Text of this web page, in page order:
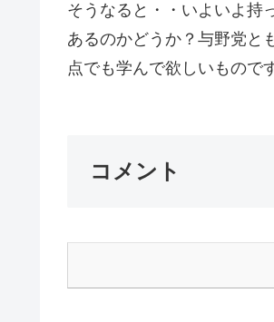
そうなると・・いよいよ持
あるのかどうか？与野党と
点でも学んで欲しいも
コメント